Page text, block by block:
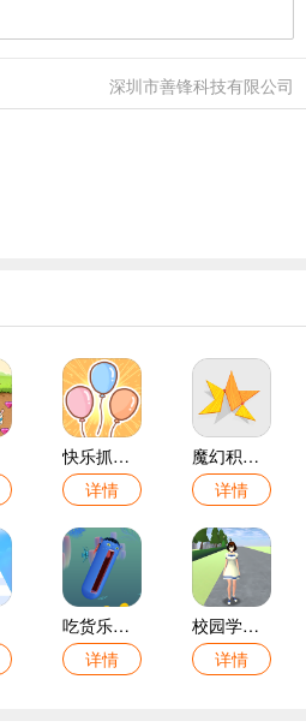
深圳市善锋科技有限公司
快乐抓球球游戏
详情
魔幻积木游戏
详情
吃货乐园游戏
详情
校园学姐模拟器游戏
详情